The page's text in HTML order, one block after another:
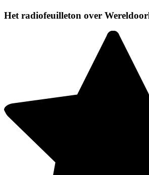
Het radiofeuilleton over